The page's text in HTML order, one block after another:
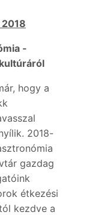
2018
-
hogy a
2018-
gazdag
étkezési
kezdve a